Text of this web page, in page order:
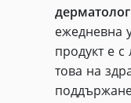
ежедневна
продукт е
това на